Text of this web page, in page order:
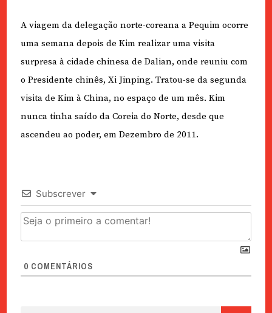
A viagem da delegação norte-coreana a Pequim ocorre
uma semana depois de Kim realizar uma visita
surpresa à cidade chinesa de Dalian, onde reuniu com
o Presidente chinês, Xi Jinping. Tratou-se da segunda
visita de Kim à China, no espaço de um mês. Kim
nunca tinha saído da Coreia do Norte, desde que
ascendeu ao poder, em Dezembro de 2011.
Subscrever
0 COMENTÁRIOS